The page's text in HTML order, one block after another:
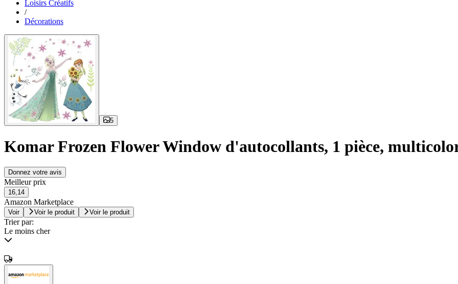
Loisirs Créatifs
/
Décorations
5
Komar Frozen Flower Window d'autocollants, 1 pièce,
Donnez votre avis
Meilleur prix
16,14
Amazon Marketplace
Voir Voir le produit Voir le produit
Trier par:
Le moins cher